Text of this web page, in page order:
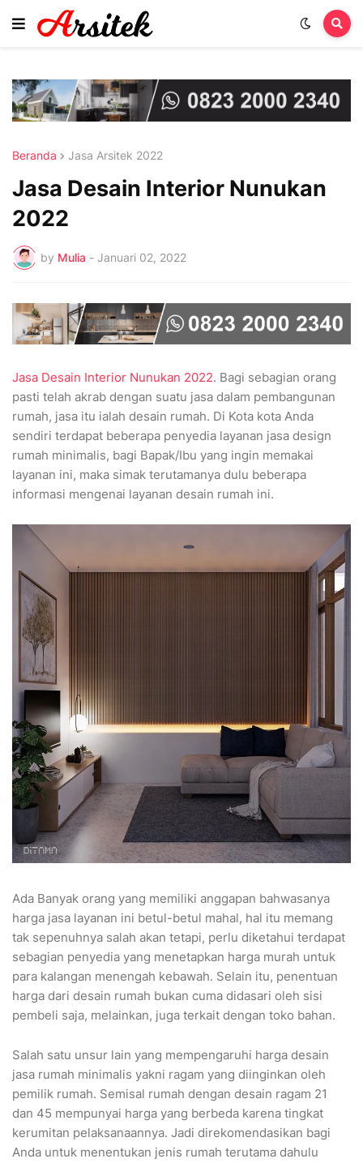
Beranda Jasa Arsitek 2022
Jasa Desain Interior Nunukan
2022
by Mulia - Januari 02, 2022
Jasa Desain Interior Nunukan 2022. Bagi sebagian orang
pasti telah akrab dengan suatu jasa dalam pembangunan
rumah, jasa itu ialah desain rumah. Di Kota kota Anda
sendiri terdapat beberapa penyedia layanan jasa design
rumah minimalis, bagi Bapak/Ibu yang ingin memakai
layanan ini, maka simak terutamanya dulu beberapa
informasi mengenai layanan desain rumah ini.
Ada Banyak orang yang memiliki anggapan bahwasanya
harga jasa layanan ini betul-betul mahal, hal itu memang
tak sepenuhnya salah akan tetapi, perlu diketahui terdapat
sebagian penyedia yang menetapkan harga murah untuk
para kalangan menengah kebawah. Selain itu, penentuan
harga dari desain rumah bukan cuma didasari oleh sisi
pembeli saja, melainkan, juga terkait dengan toko bahan.
Salah satu unsur lain yang mempengaruhi harga desain
jasa rumah minimalis yakni ragam yang diinginkan oleh
pemilik rumah. Semisal rumah dengan desain ragam 21
dan 45 mempunyai harga yang berbeda karena tingkat
kerumitan pelaksanaannya. Jadi direkomendasikan bagi
Anda untuk menentukan jenis rumah terutama dahulu